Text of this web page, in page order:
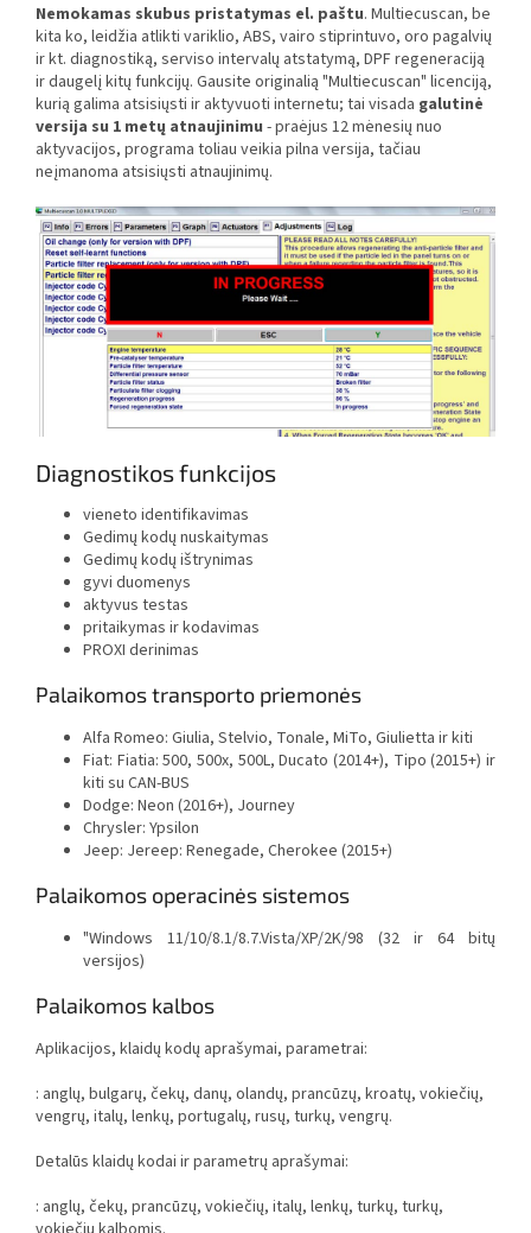
Nemokamas skubus pristatymas el. paštu. Multiecuscan, be
kita ko, leidžia atlikti variklio, ABS, vairo stiprintuvo, oro pagalvių
ir kt. diagnostiką, serviso intervalų atstatymą, DPF regeneraciją
ir daugelį kitų funkcijų. Gausite originalią "Multiecuscan" licenciją,
kurią galima atsisiųsti ir aktyvuoti internetu; tai visada galutinė
versija su 1 metų atnaujinimu - praėjus 12 mėnesių nuo
aktyvacijos, programa toliau veikia pilna versija, tačiau
neįmanoma atsisiųsti atnaujinimų.
Diagnostikos funkcijos
vieneto identifikavimas
Gedimų kodų nuskaitymas
Gedimų kodų ištrynimas
gyvi duomenys
aktyvus testas
pritaikymas ir kodavimas
PROXI derinimas
Palaikomos transporto priemonės
Alfa Romeo: Giulia, Stelvio, Tonale, MiTo, Giulietta ir kiti
Fiat: Fiatia: 500, 500x, 500L, Ducato (2014+), Tipo (2015+) ir
kiti su CAN-BUS
Dodge: Neon (2016+), Journey
Chrysler: Ypsilon
Jeep: Jereep: Renegade, Cherokee (2015+)
Palaikomos operacinės sistemos
"Windows 11/10/8.1/8.7.Vista/XP/2K/98 (32 ir 64 bitų
versijos)
Palaikomos kalbos
Aplikacijos, klaidų kodų aprašymai, parametrai:
: anglų, bulgarų, čekų, danų, olandų, prancūzų, kroatų, vokiečių,
vengrų, italų, lenkų, portugalų, rusų, turkų, vengrų.
Detalūs klaidų kodai ir parametrų aprašymai:
: anglų, čekų, prancūzų, vokiečių, italų, lenkų, turkų, turkų,